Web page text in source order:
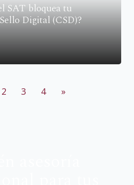
SAT bloquea tu
Digital (CSD)?
2 3 4 »